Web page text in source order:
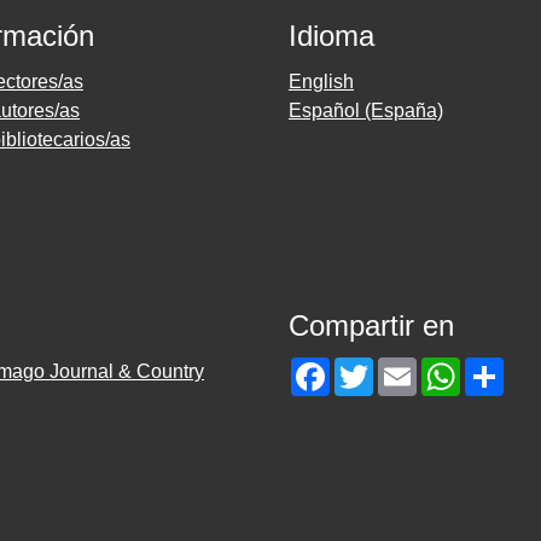
as
as
as
Idioma
English
Español (España)
Compartir en
Facebook
TwitterEmailWhatsApp